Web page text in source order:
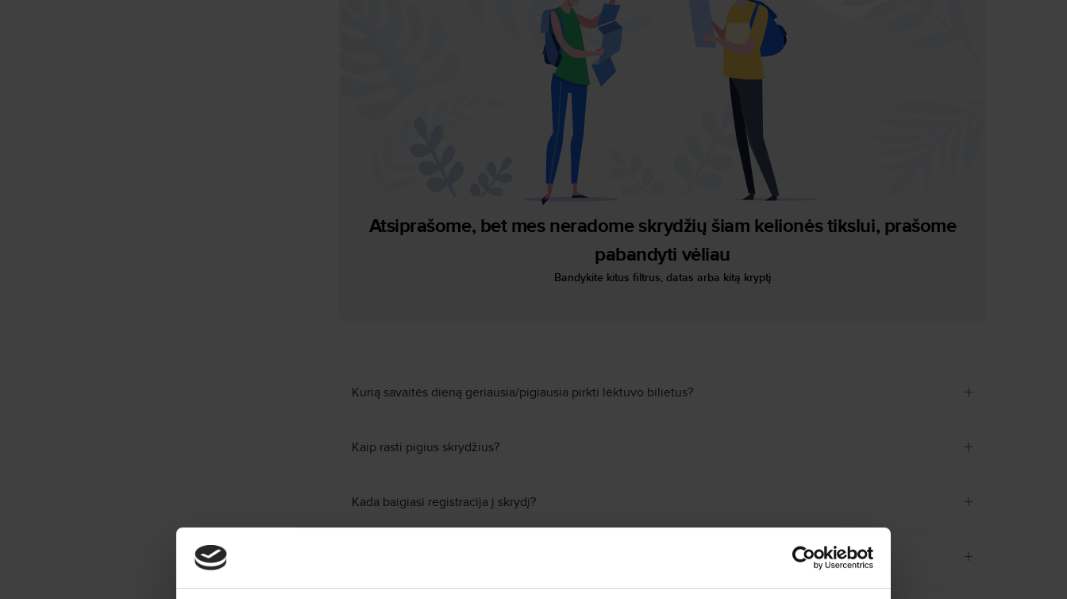
Atsiprašome, bet mes neradome skrydžių šiam kelionės tikslui, prašome
pabandyti vėliau
Bandykite kitus filtrus, datas arba kitą kryptį
Kurią savaitės dieną geriausia/pigiausia pirkti lėktuvo bilietus? +
Kaip rasti pigius skrydžius? +
Kada baigiasi registracija į skrydį? +
+